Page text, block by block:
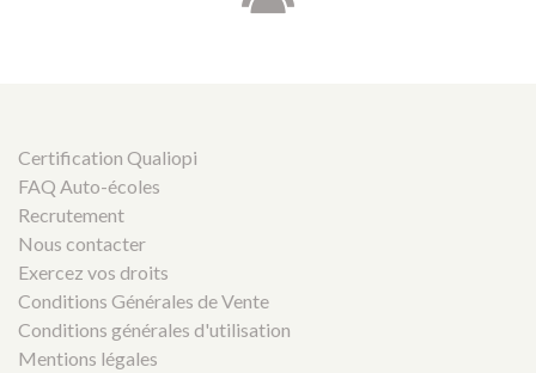
Certification Qualiopi
FAQ Auto-écoles
Recrutement
Nous contacter
Exercez vos droits
Conditions Générales de Vente
Conditions générales d'utilisation
Mentions légales